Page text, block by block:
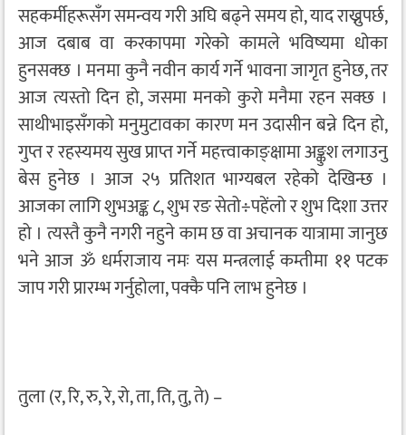
सहकर्मीहरूसँग समन्वय गरी अघि बढ्ने समय हो, याद राख्नुपर्छ,
आज दबाब वा करकापमा गरेको कामले भविष्यमा धोका
हुनसक्छ । मनमा कुनै नवीन कार्य गर्ने भावना जागृत हुनेछ, तर
आज त्यस्तो दिन हो, जसमा मनको कुरो मनैमा रहन सक्छ ।
साथीभाइसँगको मनुमुटावका कारण मन उदासीन बन्ने दिन हो,
गुप्त र रहस्यमय सुख प्राप्त गर्ने महत्त्वाकाङ्क्षामा अङ्कुश लगाउनु
बेस हुनेछ । आज २५ प्रतिशत भाग्यबल रहेको देखिन्छ ।
आजका लागि शुभअङ्क ८, शुभ रङ सेतो÷पहेंलो र शुभ दिशा उत्तर
हो । त्यस्तै कुनै नगरी नहुने काम छ वा अचानक यात्रामा जानुछ
भने आज ॐ धर्मराजाय नमः यस मन्त्रलाई कम्तीमा ११ पटक
जाप गरी प्रारम्भ गर्नुहोला, पक्कै पनि लाभ हुनेछ ।
तुला (र, रि, रु, रे, रो, ता, ति, तु, ते) –